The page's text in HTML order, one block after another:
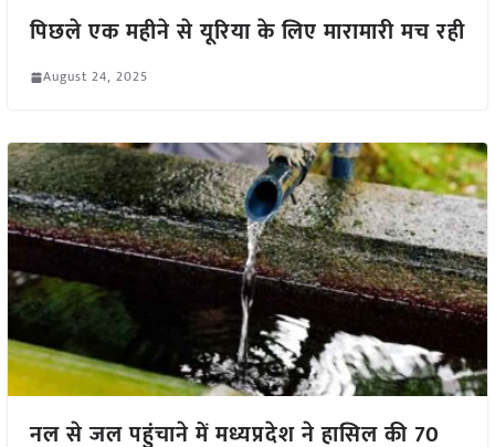
पिछले एक महीने से यूरिया के लिए मारामारी मच रही
August 24, 2025
नल से जल पहुंचाने में मध्यप्रदेश ने हासिल की 70